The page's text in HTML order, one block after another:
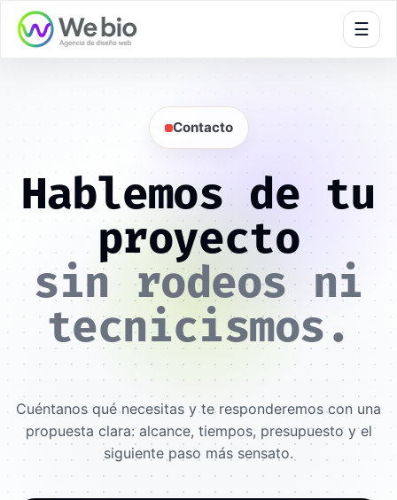
☰
Contacto
Hablemos de tu
proyecto
sin rodeos ni
tecnicismos.
Cuéntanos qué necesitas y te responderemos con una
propuesta clara: alcance, tiempos, presupuesto y el
siguiente paso más sensato.